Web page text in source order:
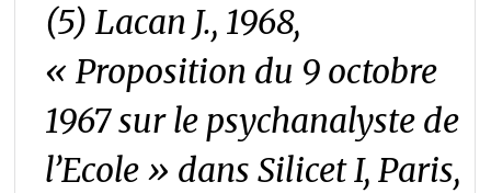
(5) Lacan J., 1968,
« Proposition du 9 octobre
1967 sur le psychanalyste de
l’Ecole » dansSilicetI, Paris,